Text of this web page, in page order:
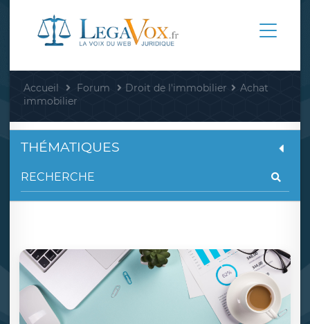
Accueil Forum Droit de l'immobilier
Achat
immobilier
THÉMATIQUES